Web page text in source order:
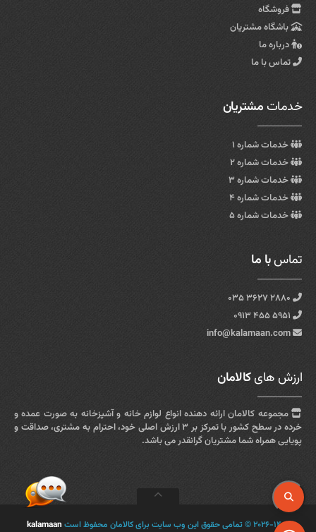
فروشگاه
باشگاه مشتریان
درباره ما
تماس با ما
خدمات مشتریان
خدمات شماره ۱
خدمات شماره ۲
خدمات شماره ۳
خدمات شماره ۴
خدمات شماره ۵
تماسبا ما
info@kalamaan.com
ارزش هایکالامان
مجموعه کالامان ارائه دهنده انواع لوازم خانه و آشپزخانه به صورت عمده و
خرده در سطح کشور با تمرکز بر ۳ ارزش اصلی خود، احترام به مشتری، صداقت و
پویایی همراه شما مشتریان گرانقدر می باشد.
۲۰۲۶-۱۴۰۵ © تمامی حقوق این وب سایت برای کالامان محفوظ است kalamaan